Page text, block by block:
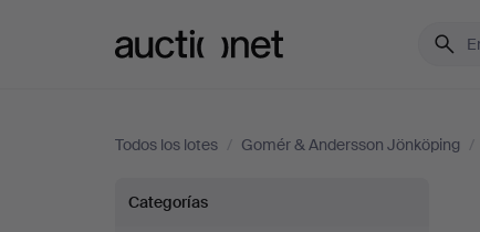
Todos los lotes / Gomér & Andersson Jönköping /
Sillas
Categorías